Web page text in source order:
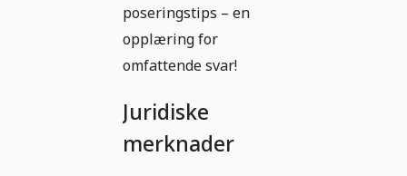
poseringstips – en
opplæring for
omfattende svar!
Juridiske
merknader